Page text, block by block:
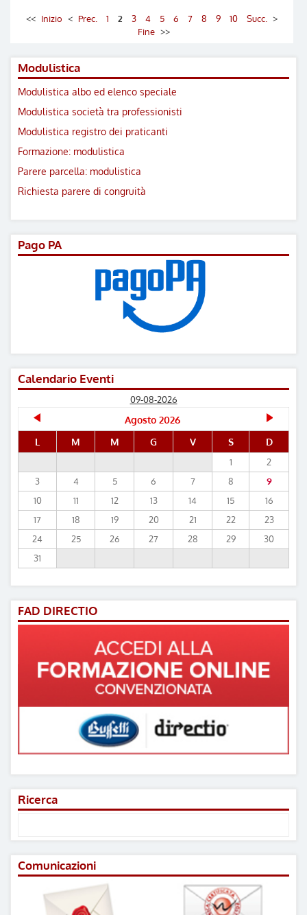
<< Inizio < Prec. 1 2 3 4 5 6 7 8 9 10 Succ.
>
Fine >>
Modulistica
Modulistica albo ed elenco speciale
Modulistica società tra professionisti
Modulistica registro dei praticanti
Formazione: modulistica
Parere parcella: modulistica
Richiesta parere di congruità
Pago PA
Calendario Eventi
09-08-2026
Agosto 2026
L
M M G V S D
1
2
3
4 5 6 7 8
9
10
11 12 13 14 15
16
17
18 19 20 21 22
23
24
25 26 27 28 29
30
31
FAD DIRECTIO
Ricerca
Comunicazioni